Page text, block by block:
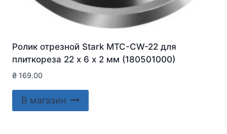
Ролик отрезной Stark MTC-CW-22 для
плиткореза 22 х 6 х 2 мм (180501000)
₴ 169.00
В магазин